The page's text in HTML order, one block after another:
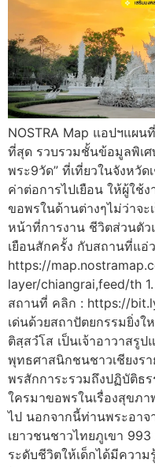
NOSTRA Map แอปฯแผน
ที่สุด รวบรวมชั้นข้อมูลพิเศ
พระ9วัด” ที่เที่ยวในจังหวั
ค่าต่อการไปเยือน ให้ผู้ใช้
ขอพรในด้านต่างๆไม่ว่าจ
หน้าที่การงาน ชีวิตส่วนตั
เยือนสักครั้ง กับสถานที่แอ่
https://
layer/chiangrai,feed/th
สถานที่ คลิก : https://
เด่นด้วยสถาปัตยกรรมยิ่ง
ติสฺสวํโส เป็นเจ้าอาวาสรู
พุทธศาสนิกชนชาวเชียงร
พรสักการะรวมถึงปฏิบัติธ
ใครมาขอพรในเรื่องสุขภ
ไป นอกจากนี้ท่านพระอาจ
เยาวชนชาวไทยภูเขา
ระดับชีวิตให้เด็กได้มีควา